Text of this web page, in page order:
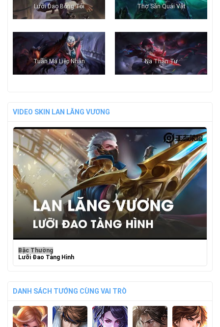
Lưỡi Dao Bóng Tối Thợ Săn Quái Vật
Tuần Ma Liệp Nhân Na Thần Tư
VIDEO SKIN LAN LĂNG VƯƠNG
Bậc Thường
Lưỡi Đao Tàng Hình
DANH SÁCH TƯỚNG CÙNG VAI TRÒ